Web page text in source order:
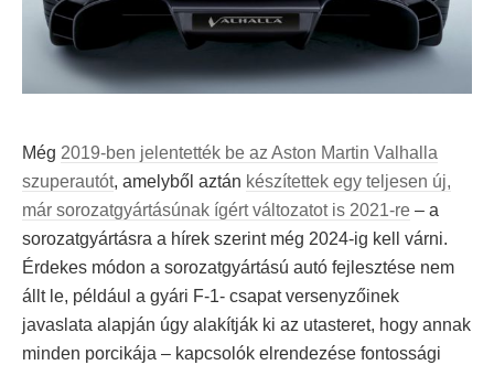
Még 2019-ben jelentették be az Aston Martin Valhalla
szuperautót, amelyből aztán készítettek egy teljesen új,
már sorozatgyártásúnak ígért változatot is 2021-re – a
sorozatgyártásra a hírek szerint még 2024-ig kell várni.
Érdekes módon a sorozatgyártású autó fejlesztése nem
állt le, például a gyári F-1- csapat versenyzőinek
javaslata alapján úgy alakítják ki az utasteret, hogy annak
minden porcikája – kapcsolók elrendezése fontossági